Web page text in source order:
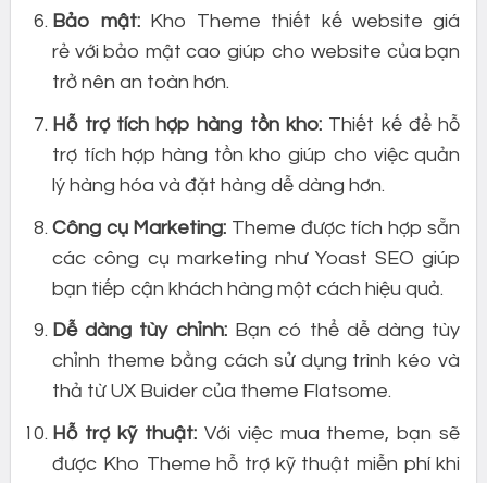
Bảo mật: Kho Theme thiết kế website giá
rẻ với bảo mật cao giúp cho website của bạn
trở nên an toàn hơn.
Hỗ trợ tích hợp hàng tồn kho: Thiết kế để hỗ
trợ tích hợp hàng tồn kho giúp cho việc quản
lý hàng hóa và đặt hàng dễ dàng hơn.
Công cụ Marketing: Theme được tích hợp sẵn
các công cụ marketing như Yoast SEO giúp
bạn tiếp cận khách hàng một cách hiệu quả.
Dễ dàng tùy chỉnh:Bạn có thể dễ dàng tùy
chỉnh theme bằng cách sử dụng trình kéo và
thả từ UX Buider của theme Flatsome.
Hỗ trợ kỹ thuật:Với việc mua theme, bạn sẽ
được Kho Theme hỗ trợ kỹ thuật miễn phí khi